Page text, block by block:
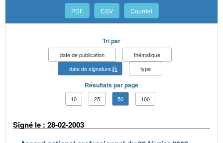
PDF CSV Courriel
Tri par
date de publication
thématique
date de signature
type
Résultats par page
10 25 50 100
Signé le : 28-02-2003